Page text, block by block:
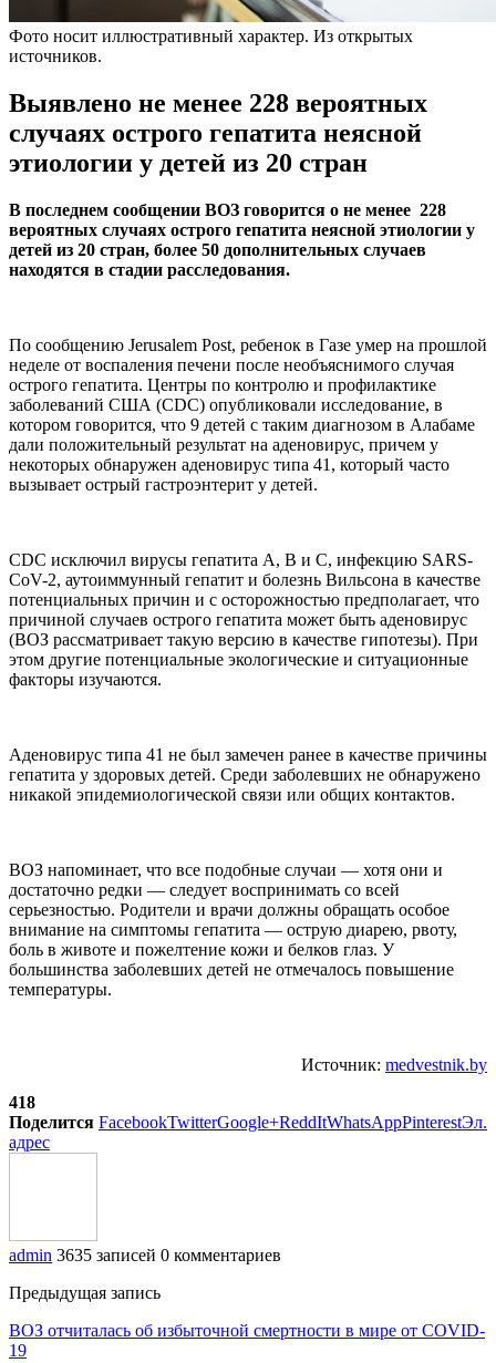
Фото носит иллюстративный характер. Из открытых
источников.
Выявлено не менее 228 вероятных
случаях острого гепатита неясной
этиологии у детей из 20 стран
В последнем сообщении ВОЗ говорится о не менее 228
вероятных случаях острого гепатита неясной этиологии у
детей из 20 стран, более 50 дополнительных случаев
находятся в стадии расследования.
По сообщению Jerusalem Post, ребенок в Газе умер на прошлой
неделе от воспаления печени после необъяснимого случая
острого гепатита. Центры по контролю и профилактике
заболеваний США (CDC) опубликовали исследование, в
котором говорится, что 9 детей с таким диагнозом в Алабаме
дали положительный результат на аденовирус, причем у
некоторых обнаружен аденовирус типа 41, который часто
вызывает острый гастроэнтерит у детей.
CDC исключил вирусы гепатита A, B и C, инфекцию SARS-
CoV-2, аутоиммунный гепатит и болезнь Вильсона в качестве
потенциальных причин и с осторожностью предполагает, что
причиной случаев острого гепатита может быть аденовирус
(ВОЗ рассматривает такую версию в качестве гипотезы). При
этом другие потенциальные экологические и ситуационные
факторы изучаются.
Аденовирус типа 41 не был замечен ранее в качестве причины
гепатита у здоровых детей. Среди заболевших не обнаружено
никакой эпидемиологической связи или общих контактов.
ВОЗ напоминает, что все подобные случаи — хотя они и
достаточно редки — следует воспринимать со всей
серьезностью. Родители и врачи должны обращать особое
внимание на симптомы гепатита — острую диарею, рвоту,
боль в животе и пожелтение кожи и белков глаз. У
большинства заболевших детей не отмечалось повышение
температуры.
Источник: medvestnik.by
418
Поделится FacebookTwitterGoogle+ReddItWhatsAppPinterestЭл.
адрес
admin 3635 записей 0 комментариев
Предыдущая запись
ВОЗ отчиталась об избыточной смертности в мире от COVID-
19